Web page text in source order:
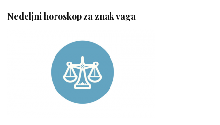
Nedeljni horoskop za znak vaga